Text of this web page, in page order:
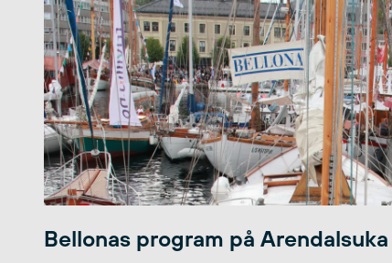
Bellonas program på